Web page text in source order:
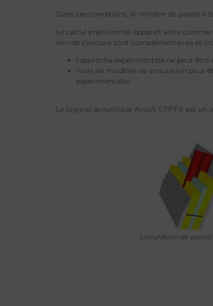
Dans ces conditions, le nombre de parois à
Le calcul prévisionnel apparait alors
loin de s’exclure sont complémentaires et
l’approche expérimentale ne peut
mais les modèles de simulation pour
expérimentales.
Le logiciel acoustique AcouS STIFF® est un
Simulation de